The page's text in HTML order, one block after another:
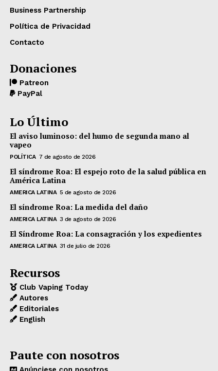
Business Partnership
Política de Privacidad
Contacto
Donaciones
Patreon
PayPal
Lo Último
El aviso luminoso: del humo de segunda mano al
vapeo
POLÍTICA 7 de agosto de 2026
El síndrome Roa: El espejo roto de la salud pública en
América Latina
AMERICA LATINA 5 de agosto de 2026
El síndrome Roa: La medida del daño
AMERICA LATINA 3 de agosto de 2026
El Síndrome Roa: La consagración y los expedientes
AMERICA LATINA 31 de julio de 2026
Recursos
Club Vaping Today
Autores
Editoriales
English
Paute con nosotros